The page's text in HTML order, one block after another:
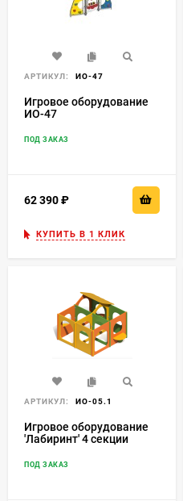
АРТИКУЛ: ИО-47
Игровое оборудование
ИО-47
ПОД ЗАКАЗ
62 390
КУПИТЬ В 1 КЛИК
АРТИКУЛ: ИО-05.1
Игровое оборудование
'Лабиринт' 4 секции
ПОД ЗАКАЗ